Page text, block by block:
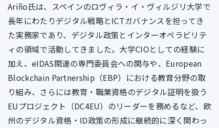
Ariño氏は、スペインのロヴィラ・イ・ヴィルジリ大学で
長年にわたりデジタル戦略とICTガバナンスを担ってき
た実務家であり、デジタル政策とインターオペラビリテ
ィの領域で活動してきました。大学CIOとしての経験に
加え、eIDAS関連の専門委員会への関与や、European
Blockchain Partnership（EBP）における教育分野の取
り組み、さらには教育・職業資格のデジタル証明を扱う
EUプロジェクト（DC4EU）のリーダーを務めるなど、欧
州のデジタル資格・ID政策の形成に継続的に深く関わっ